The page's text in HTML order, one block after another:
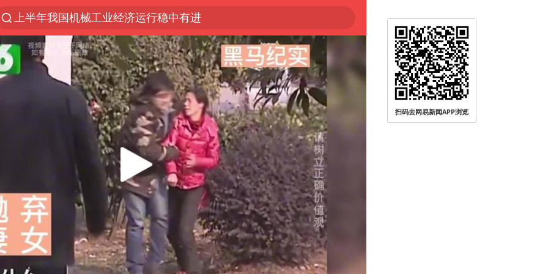
上半年我国机械工业经济运行稳中有进
我国货物贸易进出口超30万亿元
佛山通报笔试前13被淘汰后5名进体检
河南撤回“领导带薪错峰休假”通知
四川宜宾市高县发生4.9级地震
超颖电子拟投资20.86亿建设新项目
向鹏0-3不敌张本智和
广东雷州通报特教老师招聘违规事件
“立秋的第一杯奶茶”又爆单了
泰国枪击案凶手先杀祖父母后行凶
扫码去网易新闻APP浏览